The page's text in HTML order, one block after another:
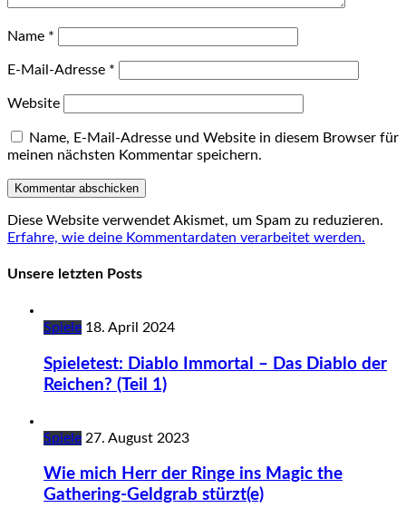
Name *
E-Mail-Adresse *
Website
Name, E-Mail-Adresse und Website in diesem Browser für
meinen nächsten Kommentar speichern.
Diese Website verwendet Akismet, um Spam zu reduzieren.
Erfahre, wie deine Kommentardaten verarbeitet werden.
Unsere letzten Posts
Spiele 18. April 2024
Spieletest: Diablo Immortal – Das Diablo der
Reichen? (Teil 1)
Spiele 27. August 2023
Wie mich Herr der Ringe ins Magic the
Gathering-Geldgrab stürzt(e)